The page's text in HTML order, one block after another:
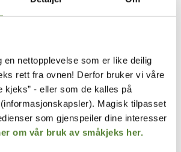
en nettopplevelse som er like deilig
rett fra ovnen! Derfor bruker vi våre
kjeks” - eller som de kalles på
Magisk tilpasset
som gjenspeiler dine interesser
om vår bruk av småkjeks her.
Oppskrift